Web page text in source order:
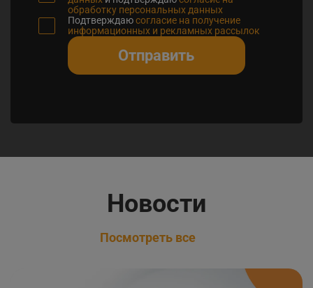
обработку персональных данных
Подтверждаюсогласие на получение
информационных и рекламных рассылок
Отправить
Новости
Посмотреть все